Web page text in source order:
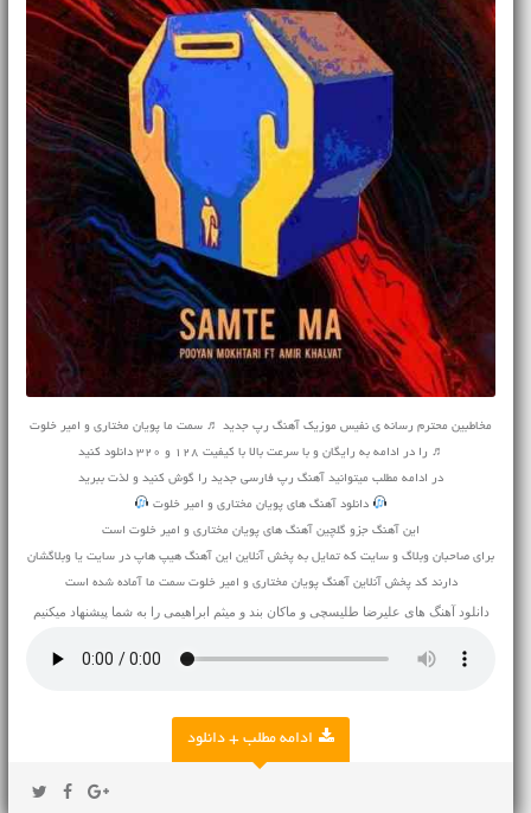
مخاطبین محترم رسانه ی نفیس موزیک آهنگ رپ جدید ♬ سمت ما پویان مختاری و امیر خلوت
♬ را در ادامه به رایگان و با سرعت بالا با کیفیت 128 و 320 دانلود کنید
در ادامه مطلب میتوانید آهنگرپ فارسی جدید را گوش کنید و لذت ببرید
دانلود آهنگ های پویان مختاری و امیر خلوت
این آهنگ جزو گلچین آهنگ های پویان مختاری و امیر خلوت است
برای صاحبان وبلاگ و سایت که تمایل به پخش آنلاین این آهنگ هیپ هاپ در سایت یا وبلاگشان
دارند کد پخش آنلاین آهنگ پویان مختاری و امیر خلوت سمت ما آماده شده است
دانلود آهنگ های علیرضا طلیسچی و ماکان بند و میثم ابراهیمی را به شما پیشنهاد میکنیم
ادامه مطلب + دانلود